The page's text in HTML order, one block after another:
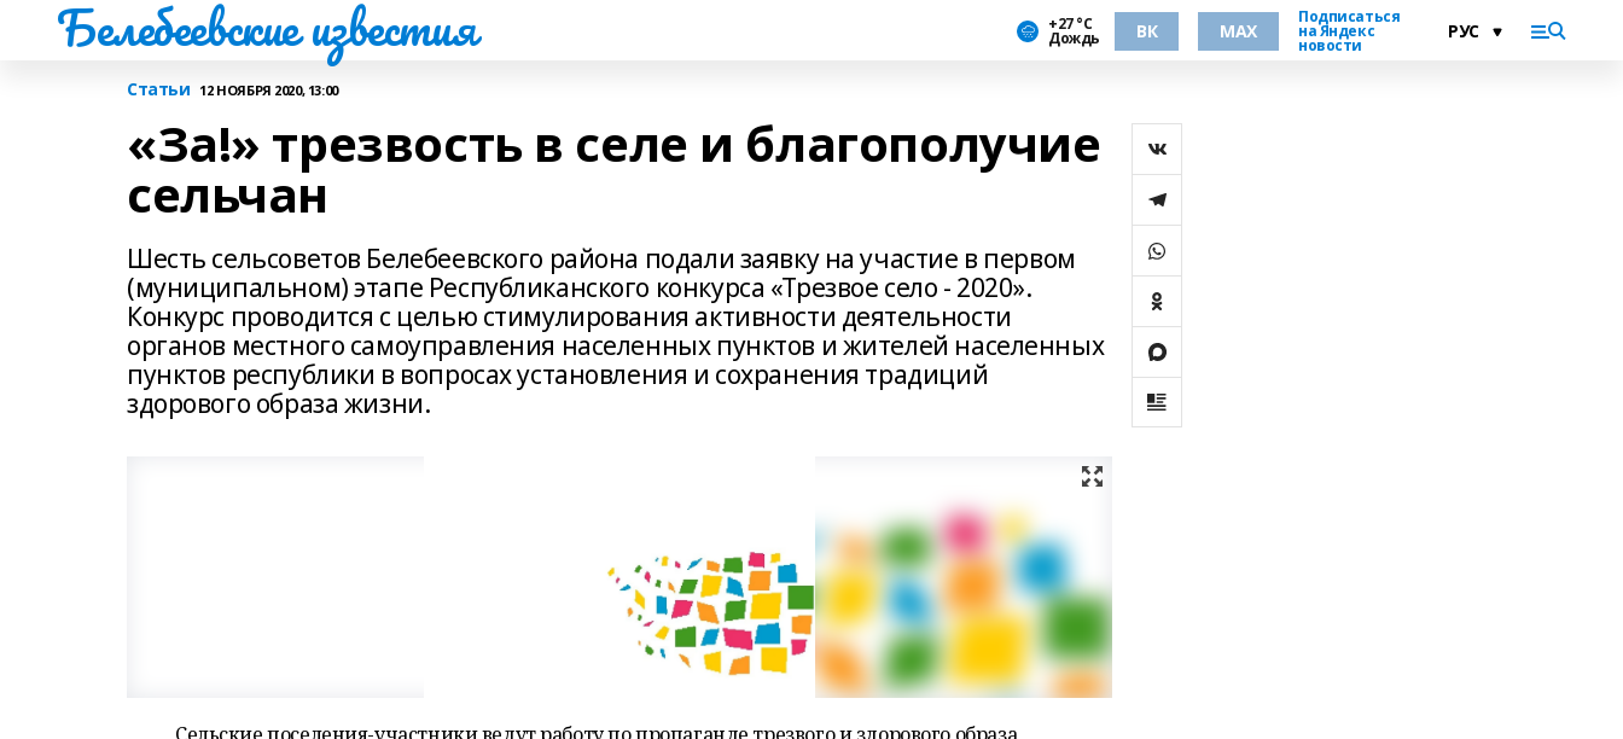
Белебеевские известия +27 °С
Дождь ВК MAX
Подписаться
на Яндекс
новости
Статьи 12 НОЯБРЯ 2020, 13:00
«За!» трезвость в селе и благополучие
сельчан
Шесть сельсоветов Белебеевского района подали заявку на участие в первом
(муниципальном) этапе Республиканского конкурса «Трезвое село - 2020».
Конкурс проводится с целью стимулирования активности деятельности
органов местного самоуправления населенных пунктов и жителей населенных
пунктов республики в вопросах установления и сохранения традиций
здорового образа жизни.